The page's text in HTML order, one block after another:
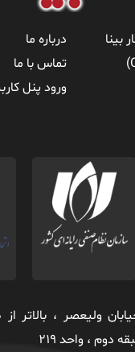
بینا
درباره ما
تماس با ما
ورود پنل
ولیعصر ، بالاتر از
دوم ، واحد ٢١٩